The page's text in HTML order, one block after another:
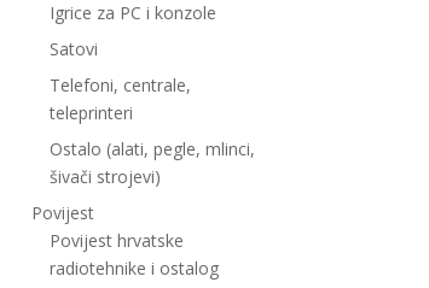
Igrice za PC i konzole
Satovi
Telefoni, centrale,
teleprinteri
Ostalo (alati, pegle, mlinci,
šivači strojevi)
Povijest
Povijest hrvatske
radiotehnike i ostalog